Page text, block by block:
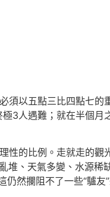
須以五點三比四點七
3人遇難；就在半個
性的比例。走就走的觀
、天氣多變、水源稀
然攔阻不了一些“驢友